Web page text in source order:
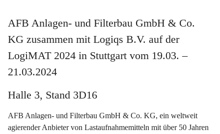
AFB Anlagen- und Filterbau GmbH & Co.
KG zusammen mit Logiqs B.V. auf der
LogiMAT 2024 in Stuttgart vom 19.03. –
21.03.2024
Halle 3, Stand 3D16
AFB Anlagen- und Filterbau GmbH & Co. KG, ein weltweit
agierender Anbieter von Lastaufnahmemitteln mit über 50 Jahren